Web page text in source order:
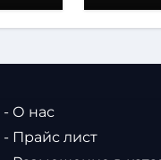
- О нас
- Прайс лист